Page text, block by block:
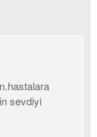
sevdiyi